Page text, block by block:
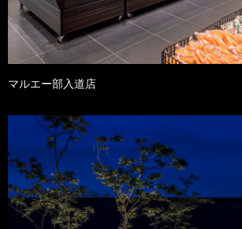
マルエー部入道店